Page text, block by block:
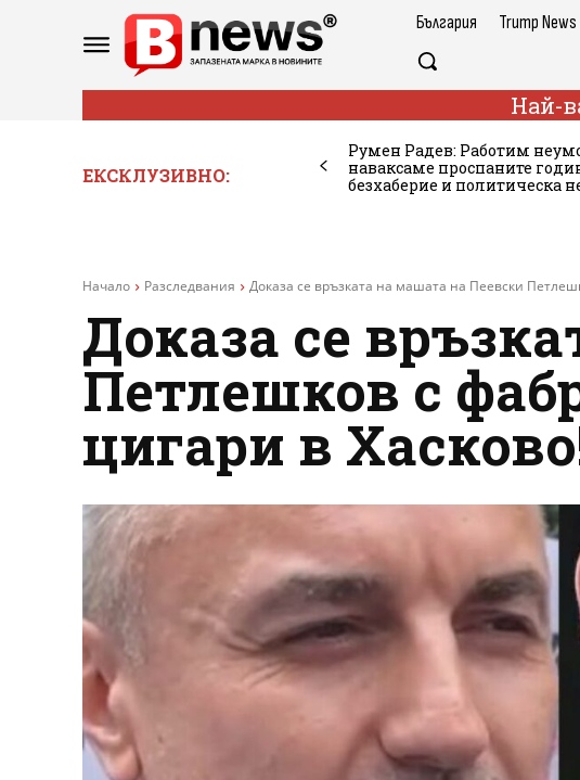
България Trump News
Най-
ЕКСКЛУЗИВНО:
Румен Радев: Работим
наваксаме проспаните
безхаберие и политическа
Начало Разследвания Доказа се връзката на машата на Пеевски
Доказа се
Петлешков с
цигари в